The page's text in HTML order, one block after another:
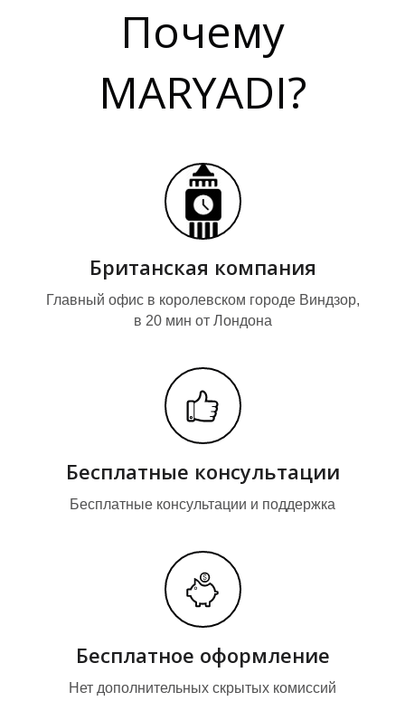
А
М
А
М
Почему
MARYADI?
Британская компания
Главный офис в королевском городе Виндзор,
в 20 мин от Лондона
Бесплатные консультации
Бесплатные консультации и поддержка
Бесплатное оформление
Нет дополнительных скрытых комиссий